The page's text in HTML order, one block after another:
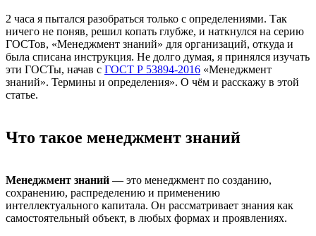
2 часа я пытался разобраться только с определениями. Так
ничего не поняв, решил копать глубже, и наткнулся на серию
ГОСТов, «Менеджмент знаний» для организаций, откуда и
была списана инструкция. Не долго думая, я принялся изучать
эти ГОСТы, начав с ГОСТ Р 53894-2016 «Менеджмент
знаний». Термины и определения». О чём и расскажу в этой
статье.
Что такое менеджмент знаний
Менеджмент знаний — это менеджмент по созданию,
сохранению, распределению и применению
интеллектуального капитала. Он рассматривает знания как
самостоятельный объект, в любых формах и проявлениях.